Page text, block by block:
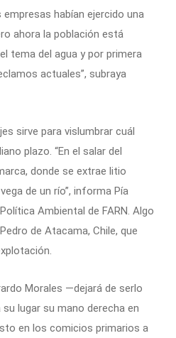
habían ejercido una
ahora la población está
tema del agua y por primera
actuales”, subraya
sirve para vislumbrar cuál
plazo. “En el salar del
donde se extrae litio
de un río”, informa Pía
Ambiental de FARN. Algo
de Atacama, Chile, que
Morales —dejará de serlo
lugar su mano derecha en
en los comicios primarios a